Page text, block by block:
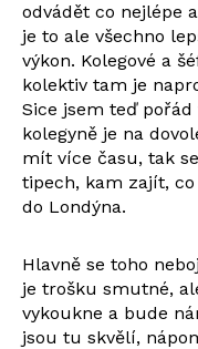
odvádět co nejlépe
je to ale všechno
výkon. Kolegové a
kolektiv tam je
Sice jsem teď
kolegyně je na
mít více času, tak
tipech, kam zajít,
do Londýna.
Hlavně se toho
je trošku smutné,
vykoukne a bude
jsou tu skvělí,